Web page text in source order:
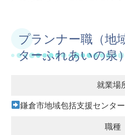
プランナー職（地
ターふれあいの泉
就業場
鎌倉市地域包括支援センター
職種